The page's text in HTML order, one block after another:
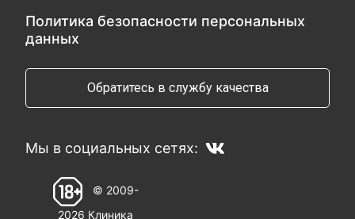
Политика безопасности персональных
данных
Обратитесь в службу качества
Мы в социальных сетях:
© 2009-
2026 Клиника